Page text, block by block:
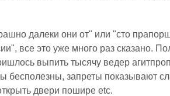
далеки они от" или "сто
все это уже много раз сказано.
выпить тысячу ведер
бесполезны, запреты показывают
двери пошире etc.